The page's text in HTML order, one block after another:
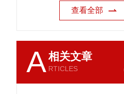
查看全部
A相关文章
RTICLES